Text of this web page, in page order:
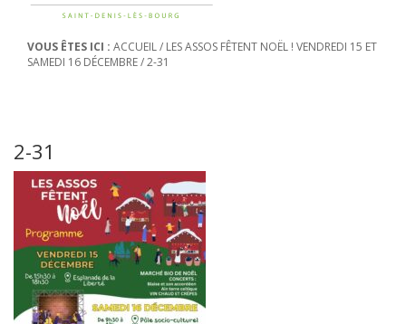
VOUS ÊTES ICI : ACCUEIL/ LES ASSOS FÊTENT NOËL ! VENDREDI 15 ET
SAMEDI 16 DÉCEMBRE/2-31
2-31